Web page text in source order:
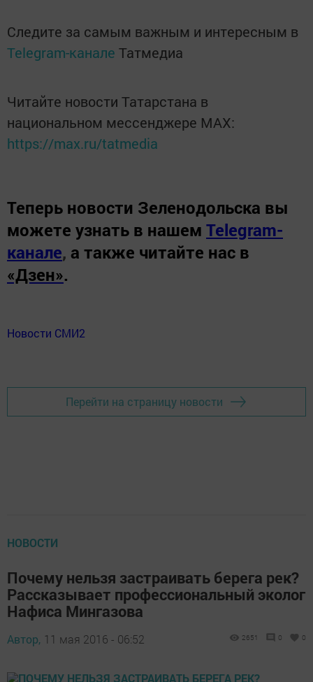
Следите за самым важным и интересным в
Telegram-канале Татмедиа
Читайте новости Татарстана в
национальном мессенджере MАХ:
https://max.ru/tatmedia
Теперь новости Зеленодольска вы
можете узнать в нашем Telegram-
канале, а также читайте нас в
«Дзен».
Новости СМИ2
Перейти на страницу новости
НОВОСТИ
Почему нельзя застраивать берега рек?
Рассказывает профессиональный эколог
Нафиса Мингазова
Автор, 11 мая 2016 - 06:52 2651 0 0